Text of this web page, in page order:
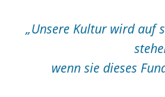
„Unsere Kultur wird auf
wenn sie dieses